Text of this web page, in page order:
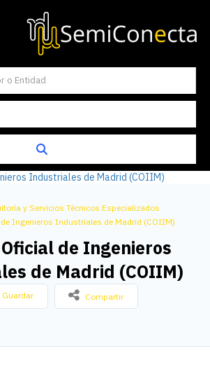
y Servicios Técnicos Especializados
Ingenieros Industriales de Madrid (COIIM)
de Ingenieros
de Madrid (COIIM)
Guardar Compartir